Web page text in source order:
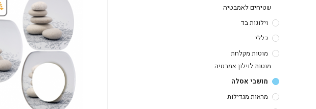
שטיחים לאמבטיה
וילונות בד
כללי
מוטות מקלחת
מוטות לוילון אמבטיה
מושבי אסלה
מראות מגדילות